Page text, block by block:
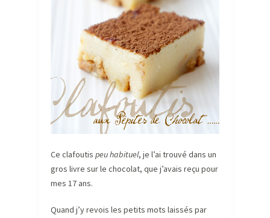
Ce clafoutis peu habituel, je l’ai trouvé dans un
gros livre sur le chocolat, que j’avais reçu pour
mes 17 ans.
Quand j’y revois les petits mots laissés par